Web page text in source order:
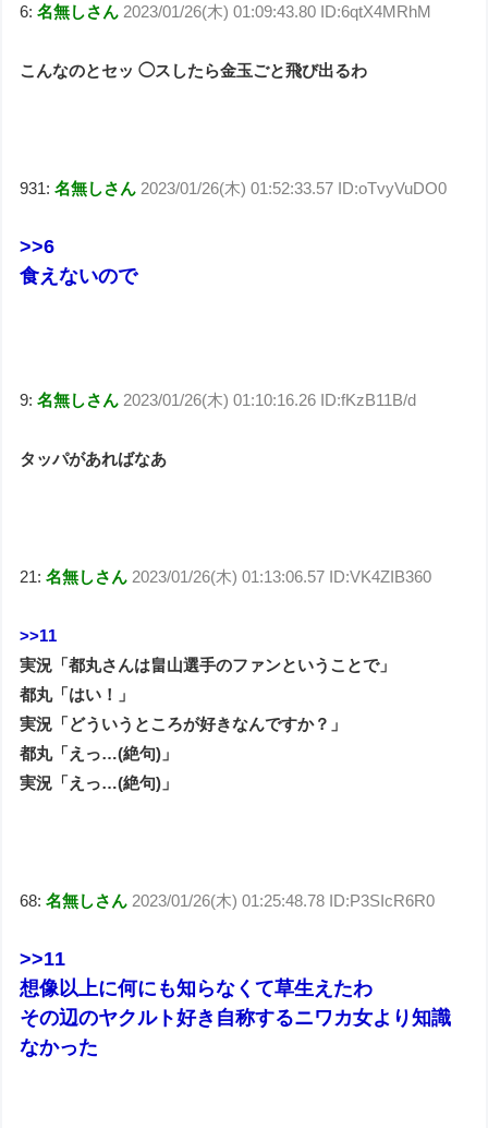
6:名無しさん 2023/01/26(木) 01:09:43.80 ID:6qtX4MRhM
こんなのとセッ ◯スしたら金玉ごと飛び出るわ
931:名無しさん 2023/01/26(木) 01:52:33.57 ID:oTvyVuDO0
>>6
食えないので
9:名無しさん 2023/01/26(木) 01:10:16.26 ID:fKzB11B/d
タッパがあればなあ
21:名無しさん 2023/01/26(木) 01:13:06.57 ID:VK4ZIB360
>>11
実況「都丸さんは畠山選手のファンということで」
都丸「はい！」
実況「どういうところが好きなんですか？」
都丸「えっ…(絶句)」
実況「えっ…(絶句)」
68:名無しさん 2023/01/26(木) 01:25:48.78 ID:P3SIcR6R0
>>11
想像以上に何にも知らなくて草生えたわ
その辺のヤクルト好き自称するニワカ女より知識
なかった